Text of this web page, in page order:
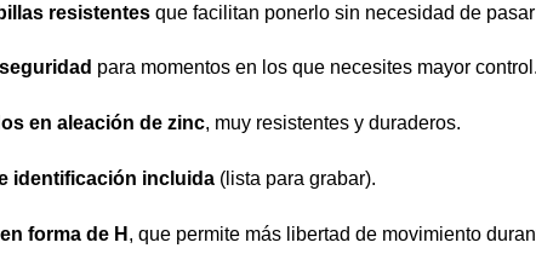
resistentesque facilitan ponerlo sin necesidad de
para momentos en los que necesites mayor control.
en aleación de zinc, muy resistentes y duraderos.
identificación incluida(lista para grabar).
forma de H , que permite más libertad de movimiento